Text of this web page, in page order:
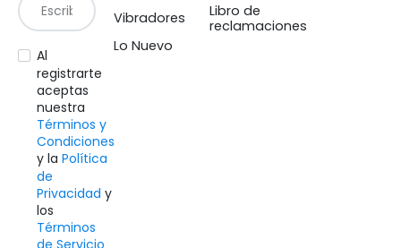
Al
registrarte
aceptas
nuestra
Términos y
Condiciones
y la Política
de
Privacidad y
los
Términos
Vibradores
Lo Nuevo
Libro de
reclamaciones